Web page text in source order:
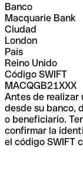
Banco
Macquarie Bank
Ciudad
London
País
Reino Unido
Código SWIFT
MACQGB21XXX
Antes de realizar
desde su banco,
o beneficiario.
confirmar la
el código SWIFT